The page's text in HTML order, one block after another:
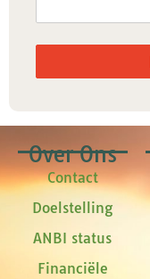
Over Ons
Contact
Doelstelling
ANBI status
Financiële